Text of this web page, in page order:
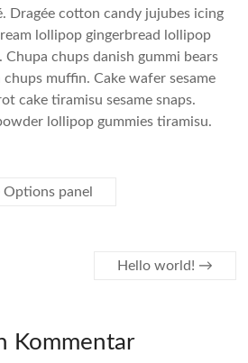
Dragée cotton candy jujubes icing
lollipop gingerbread lollipop
chups danish gummi bears
muffin. Cake wafer sesame
cake tiramisu sesame snaps.
lollipop gummies tiramisu.
Options panel
Hello world! →
Kommentar